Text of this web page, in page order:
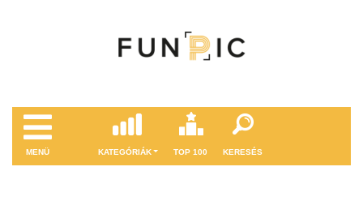
MENÜ KATEGÓRIÁK TOP 100 KERESÉS